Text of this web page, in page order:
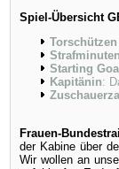
Spiel-Übersicht
Torschützen
Strafminuten
Starting
Kapitänin:
Frauen-
der Kabine über
Wir wollen an